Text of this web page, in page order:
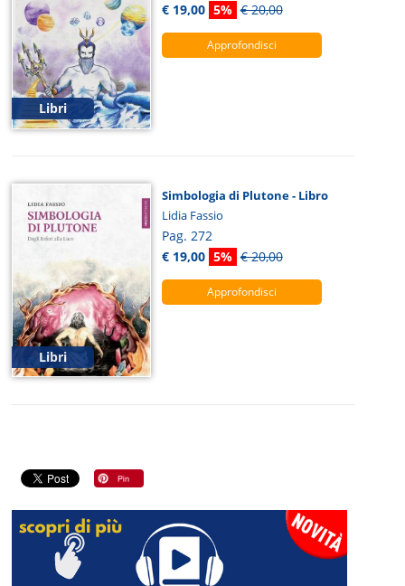
Libri
€ 19,00 5% € 20,00
Approfondisci
Libri
Simbologia di Plutone - Libro
Lidia Fassio
Pag. 272
€ 19,00 5% € 20,00
Approfondisci